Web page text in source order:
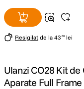
Resigilat de la 43 68 lei
Ulanzi CO28 Kit
Aparate Full Frame